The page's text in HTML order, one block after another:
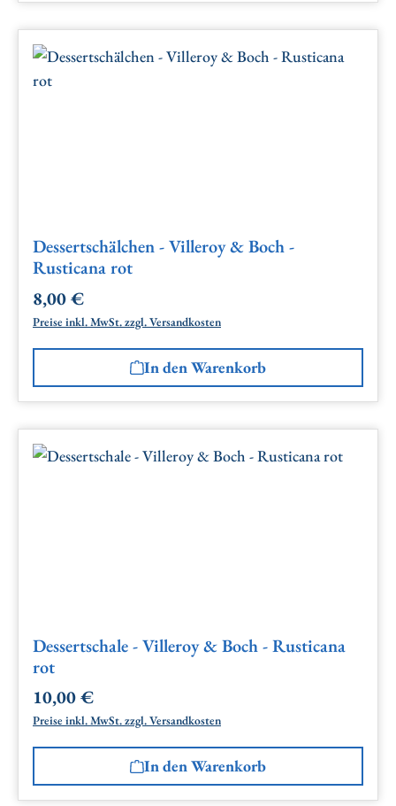
Dessertschälchen - Villeroy & Boch -
Rusticana rot
Regulärer Preis:
8,00 €
Preise inkl. MwSt. zzgl. Versandkosten
In den Warenkorb
Dessertschale - Villeroy & Boch - Rusticana
rot
Regulärer Preis:
10,00 €
Preise inkl. MwSt. zzgl. Versandkosten
In den Warenkorb